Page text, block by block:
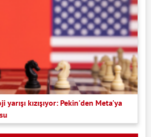
yarışı kızışıyor: Pekin'den Meta'ya